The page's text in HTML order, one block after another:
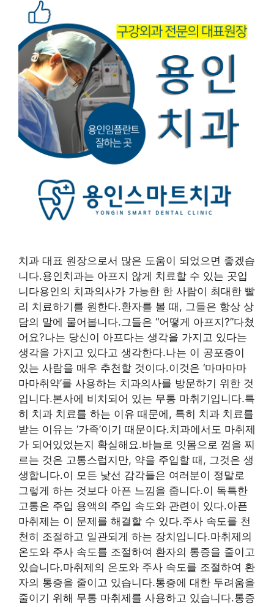
치과 대표 원장으로서 많은 도움이 되었으면 좋겠습
니다.용인치과는 아프지 않게 치료할 수 있는 곳입
니다용인의 치과의사가 가능한 한 사람이 최대한 빨
리 치료하기를 원한다.환자를 볼 때, 그들은 항상 상
담의 말에 물어봅니다.그들은 “어떻게 아프지?”다쳤
어요?나는 당신이 아프다는 생각을 가지고 있다는
생각을 가지고 있다고 생각한다.나는 이 공포증이
있는 사람을 매우 추천할 것이다.이것은 ‘마마마마
마마취약’를 사용하는 치과의사를 방문하기 위한 것
입니다.본사에 비치되어 있는 무통 마취기입니다.특
히 치과 치료를 하는 이유 때문에, 특히 치과 치료를
받는 이유는 ‘가족’이기 때문이다.치과에서도 마취제
가 되어있었는지 확실해요.바늘로 잇몸으로 껌을 찌
르는 것은 고통스럽지만, 약을 주입할 때, 그것은 생
생합니다.이 모든 낯선 감각들은 여러분이 정말로
그렇게 하는 것보다 아픈 느낌을 줍니다.이 독특한
고통은 주입 용액의 주입 속도와 관련이 있다.아픈
마취제는 이 문제를 해결할 수 있다.주사 속도를 천
천히 조절하고 일관되게 하는 장치입니다.마취제의
온도와 주사 속도를 조절하여 환자의 통증을 줄이고
있습니다.마취제의 온도와 주사 속도를 조절하여 환
자의 통증을 줄이고 있습니다.통증에 대한 두려움을
줄이기 위해 무통 마취제를 사용하고 있습니다.통증